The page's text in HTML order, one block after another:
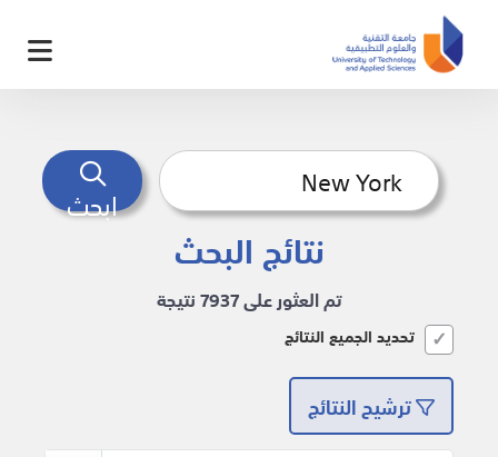
ابحث
نتائج البحث
تم العثور على 7937 نتيجة
تحديد الجميع النتائج
ترشيح النتائج